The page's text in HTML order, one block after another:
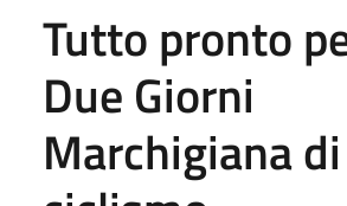
Tutto pronto
Due Giorni
Marchigiana di